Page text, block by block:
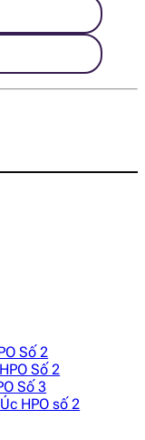
Số 2
Số 2
Số 3
HPO số 2